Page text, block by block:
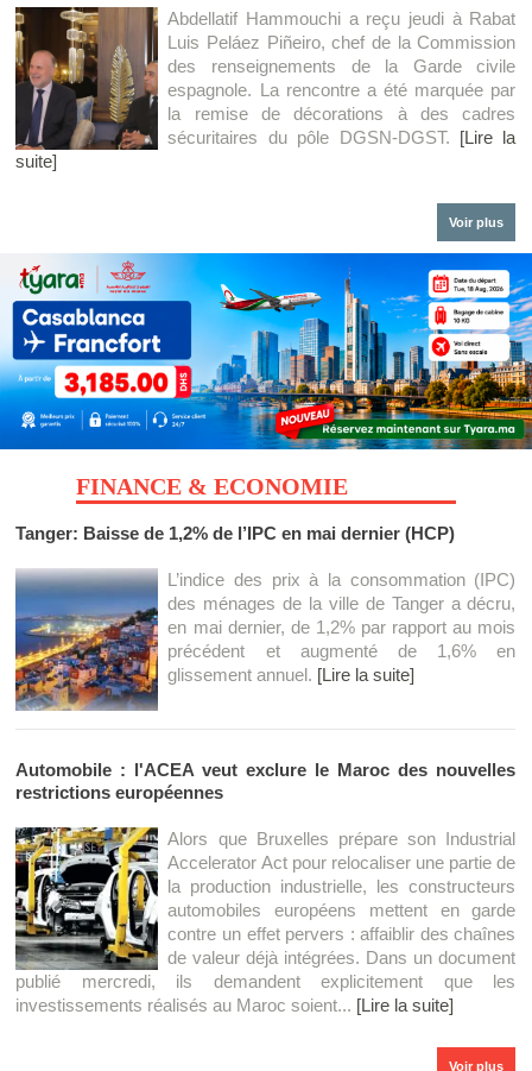
Abdellatif Hammouchi a reçu jeudi à Rabat
Luis Peláez Piñeiro, chef de la Commission
des renseignements de la Garde civile
espagnole. La rencontre a été marquée par
la remise de décorations à des cadres
sécuritaires du pôle DGSN-DGST. [Lire la
suite]
Voir plus
FINANCE & ECONOMIE
Tanger: Baisse de 1,2% de l’IPC en mai dernier (HCP)
L’indice des prix à la consommation (IPC)
des ménages de la ville de Tanger a décru,
en mai dernier, de 1,2% par rapport au mois
précédent et augmenté de 1,6% en
glissement annuel. [Lire la suite]
Automobile : l'ACEA veut exclure le Maroc des nouvelles
restrictions européennes
Alors que Bruxelles prépare son Industrial
Accelerator Act pour relocaliser une partie de
la production industrielle, les constructeurs
automobiles européens mettent en garde
contre un effet pervers : affaiblir des chaînes
de valeur déjà intégrées. Dans un document
publié mercredi, ils demandent explicitement que les
investissements réalisés au Maroc soient... [Lire la suite]
Voir plus